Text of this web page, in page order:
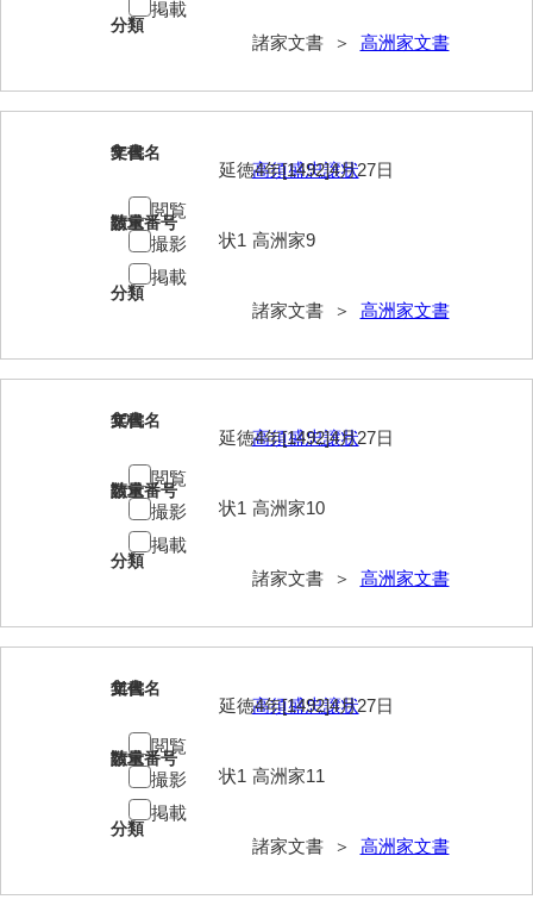
片岡トミ子自作農地木札
堅田家文書（山口市）
堅田家文書（山口市２）
片山家文書（阿東町）
片山家文書（下関市豊浦）
片山家文書（美和町）
勝間田家文書
桂家文書（防府市）
桂家文書（宇部市1）
桂家文書（宇部市2）
桂家文書（下関市長府）
門井家文書
金津家文書
金谷家文書
金子家文書
兼重家文書
分類
諸家文書 ＞ 高洲家文書
掲載
9
文書名
高須盛忠譲状
請求番号
高洲家9
分類
諸家文書 ＞ 高洲家文書
年代
延徳4年[1492]4月27日
数量
状1
閲覧
撮影
掲載
10
文書名
高須盛忠譲状
請求番号
高洲家10
分類
諸家文書 ＞ 高洲家文書
年代
延徳4年[1492]4月27日
数量
状1
閲覧
撮影
掲載
11
文書名
高須盛忠譲状
請求番号
高洲家11
分類
諸家文書 ＞ 高洲家文書
年代
延徳4年[1492]4月27日
数量
状1
閲覧
撮影
掲載